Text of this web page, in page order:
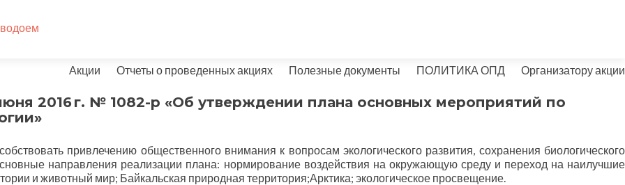
Перейти
содержимому
Акции Отчеты о проведенных акциях Полезные документы ПОЛИТИКА ОПД Организатору акции
2016 г. № 1082-р «Об утверждении плана основных мероприятий по
привлечению общественного внимания к вопросам экологического развития, сохранения биологического
направления реализации плана: нормирование воздействия на окружающую среду и переход на наилучшие
и животный мир; Байкальская природная территория;Арктика; экологическое просвещение.